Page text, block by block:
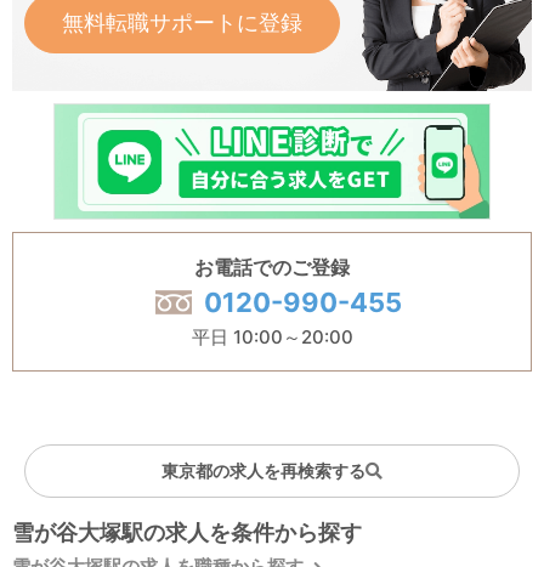
無料転職サポートに登録
お電話でのご登録
0120-990-455
平日 10:00～20:00
東京都の求人を再検索する
雪が谷大塚駅の求人を条件から探す